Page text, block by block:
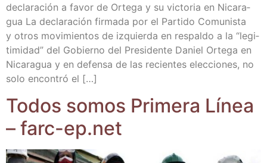
decla­ra­ción a favor de Orte­ga y su vic­to­ria en Nica­ra­
gua La decla­ra­ción fir­ma­da por el Par­ti­do Comu­nis­ta
y otros movi­mien­tos de izquier­da en res­pal­do a la “legi­
ti­mi­dad” del Gobierno del Pre­si­den­te Daniel Orte­ga en
Nica­ra­gua y en defen­sa de las recien­tes elec­cio­nes, no
solo encon­tró el […]
Todos somos Pri­me­ra Línea
– farc​-ep​.net